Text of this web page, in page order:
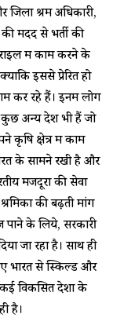
जिला श्रम अधिकारी,
की मदद से भर्ती की
में काम करने के
इससे प्रेरित हो
कर रहे हैं। इनमें लोग
अन्य देश भी हैं जो
कृषि क्षेत्र में काम
के सामने रखी है और
मजदूरों की सेवा
की बढ़ती मांग
पाने के लिये, सरकारी
जा रहा है। साथ ही
भारत से स्किल्ड और
विकसित देशों के
है।